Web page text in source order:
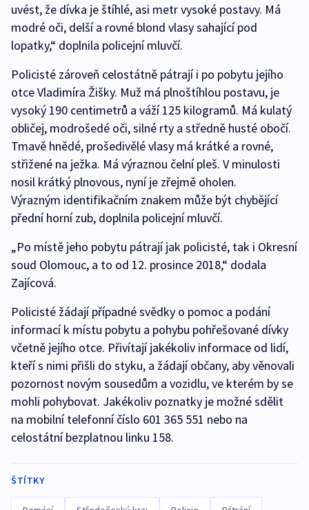
uvést, že dívka je štíhlé, asi metr vysoké postavy. Má
modré oči, delší a rovné blond vlasy sahající pod
lopatky,“ doplnila policejní mluvčí.
Policisté zároveň celostátně pátrají i po pobytu jejího
otce Vladimíra Žišky. Muž má plnoštíhlou postavu, je
vysoký 190 centimetrů a váží 125 kilogramů. Má kulatý
obličej, modrošedé oči, silné rty a středně husté obočí.
Tmavě hnědé, prošedivělé vlasy má krátké a rovné,
střižené na ježka. Má výraznou čelní pleš. V minulosti
nosil krátký plnovous, nyní je zřejmě oholen.
Výrazným identifikačním znakem může být chybějící
přední horní zub, doplnila policejní mluvčí.
„Po místě jeho pobytu pátrají jak policisté, tak i Okresní
soud Olomouc, a to od 12. prosince 2018,“ dodala
Zajícová.
Policisté žádají případné svědky o pomoc a podání
informací k místu pobytu a pohybu pohřešované dívky
včetně jejího otce. Přivítají jakékoliv informace od lidí,
kteří s nimi přišli do styku, a žádají občany, aby věnovali
pozornost novým sousedům a vozidlu, ve kterém by se
mohli pohybovat. Jakékoliv poznatky je možné sdělit
na mobilní telefonní číslo 601 365 551 nebo na
celostátní bezplatnou linku 158.
ŠTÍTKY